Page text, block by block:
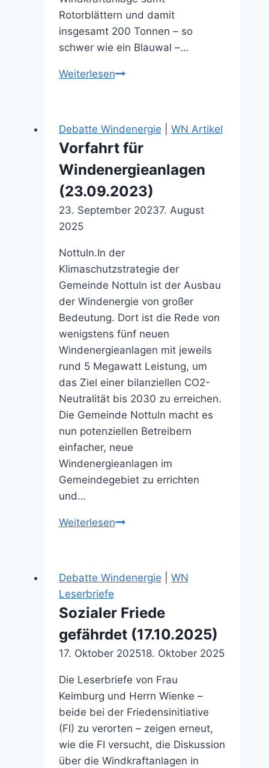
Rotorblättern und damit
insgesamt 200 Tonnen – so
schwer wie ein Blauwal –…
WeiterlesenBergungsarbeiten
(24.03.2026)
Debatte Windenergie WN Artikel
Vorfahrt für
Windenergieanlagen
(23.09.2023)
23. September 20237. August
2025
Nottuln.In der
Klimaschutzstrategie der
Gemeinde Nottuln ist der Ausbau
der Windenergie von großer
Bedeutung. Dort ist die Rede von
wenigstens fünf neuen
Windenergieanlagen mit jeweils
rund 5 Megawatt Leistung, um
das Ziel einer bilanziellen CO2-
Neutralität bis 2030 zu erreichen.
Die Gemeinde Nottuln macht es
nun potenziellen Betreibern
einfacher, neue
Windenergieanlagen im
Gemeindegebiet zu errichten
und…
WeiterlesenVorfahrt
(23.09.2023)
Debatte Windenergie
WN
Leserbriefe
Sozialer Friede
gefährdet (17.10.2025)
17. Oktober 202518. Oktober 2025
Die Leserbriefe von Frau
Keimburg und Herrn Wienke –
beide bei der Friedensinitiative
(FI) zu verorten – zeigen erneut,
wie die FI versucht, die Diskussion
über die Windkraftanlagen in